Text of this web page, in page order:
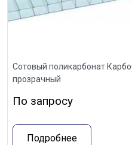
Сотовый поликарбонат
прозрачный
По запросу
Подробнее